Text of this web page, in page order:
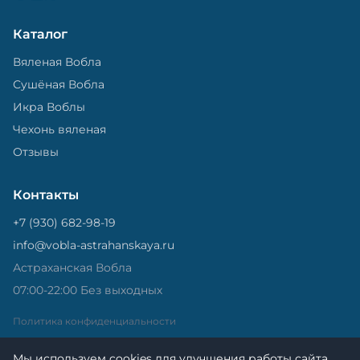
Каталог
Вяленая Вобла
Сушёная Вобла
Икра Воблы
Чехонь вяленая
Отзывы
Контакты
+7 (930) 682-98-19
info@vobla-astrahanskaya.ru
Астраханская Вобла
07:00-22:00 Без выходных
Политика конфиденциальности